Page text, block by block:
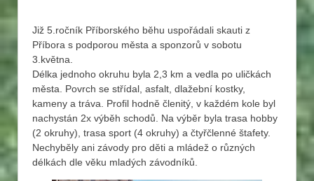
Již 5.ročník Příborského běhu uspořádali skauti z
Příbora s podporou města a sponzorů v sobotu
3.května.
Délka jednoho okruhu byla 2,3 km a vedla po uličkách
města. Povrch se střídal, asfalt, dlažební kostky,
kameny a tráva. Profil hodně členitý, v každém kole byl
nachystán 2x výběh schodů. Na výběr byla trasa hobby
(2 okruhy), trasa sport (4 okruhy) a čtyřčlenné štafety.
Nechyběly ani závody pro děti a mládež o různých
délkách dle věku mladých závodníků.